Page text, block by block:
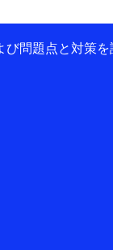
び問題点と対策